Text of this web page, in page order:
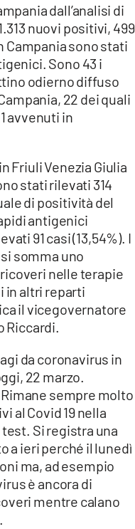
dall’analisi di
nuovi positivi, 499
sono stati
Sono 43 i
odierno diffuso
22 dei quali
avvenuti in
Friuli Venezia Giulia
stati rilevati 314
di positività del
antigenici
91 casi (13,54%). I
somma uno
nelle terapie
in altri reparti
il vicegovernatore
Riccardi.
da coronavirus in
22 marzo.
sempre molto
al Covid 19 nella
Si registra una
a ieri perché il lunedì
ma, ad esempio
è ancora di
mentre calano